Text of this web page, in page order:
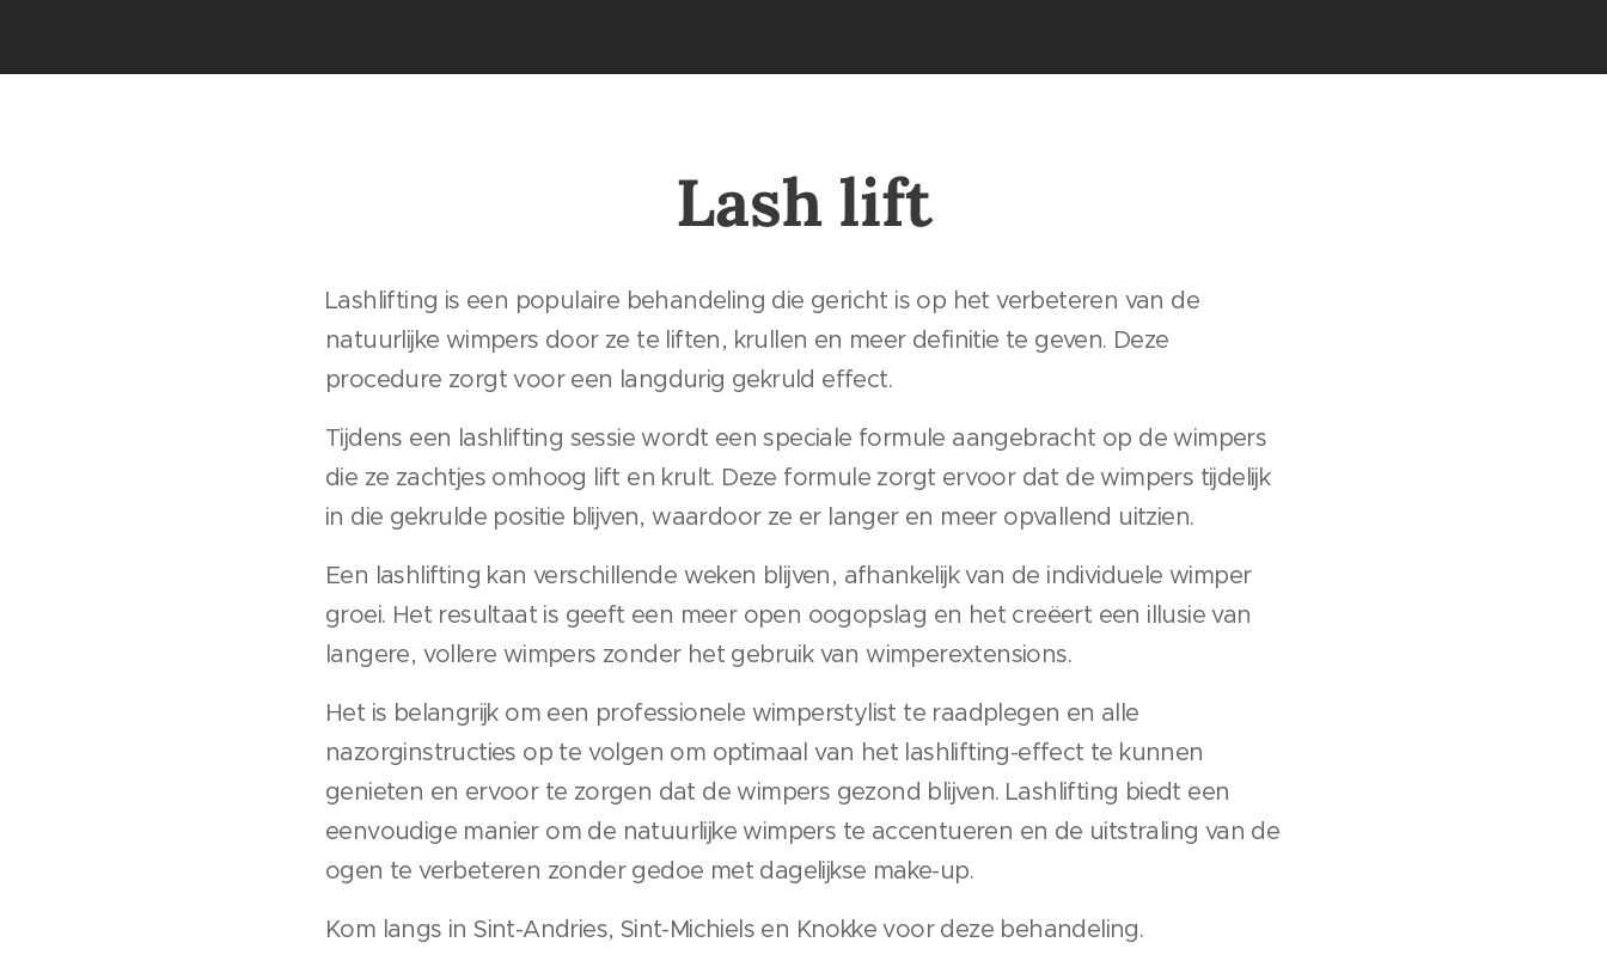
Lash lift
Lashlifting is een populaire behandeling die gericht is op het verbeteren van de
natuurlijke wimpers door ze te liften, krullen en meer definitie te geven. Deze
procedure zorgt voor een langdurig gekruld effect.
Tijdens een lashlifting sessie wordt een speciale formule aangebracht op de wimpers
die ze zachtjes omhoog lift en krult. Deze formule zorgt ervoor dat de wimpers tijdelijk
in die gekrulde positie blijven, waardoor ze er langer en meer opvallend uitzien.
Een lashlifting kan verschillende weken blijven, afhankelijk van de individuele wimper
groei. Het resultaat is geeft een meer open oogopslag en het creëert een illusie van
langere, vollere wimpers zonder het gebruik van wimperextensions.
Het is belangrijk om een professionele wimperstylist te raadplegen en alle
nazorginstructies op te volgen om optimaal van het lashlifting-effect te kunnen
genieten en ervoor te zorgen dat de wimpers gezond blijven. Lashlifting biedt een
eenvoudige manier om de natuurlijke wimpers te accentueren en de uitstraling van de
ogen te verbeteren zonder gedoe met dagelijkse make-up.
Kom langs in Sint-Andries, Sint-Michiels en Knokke voor deze behandeling.